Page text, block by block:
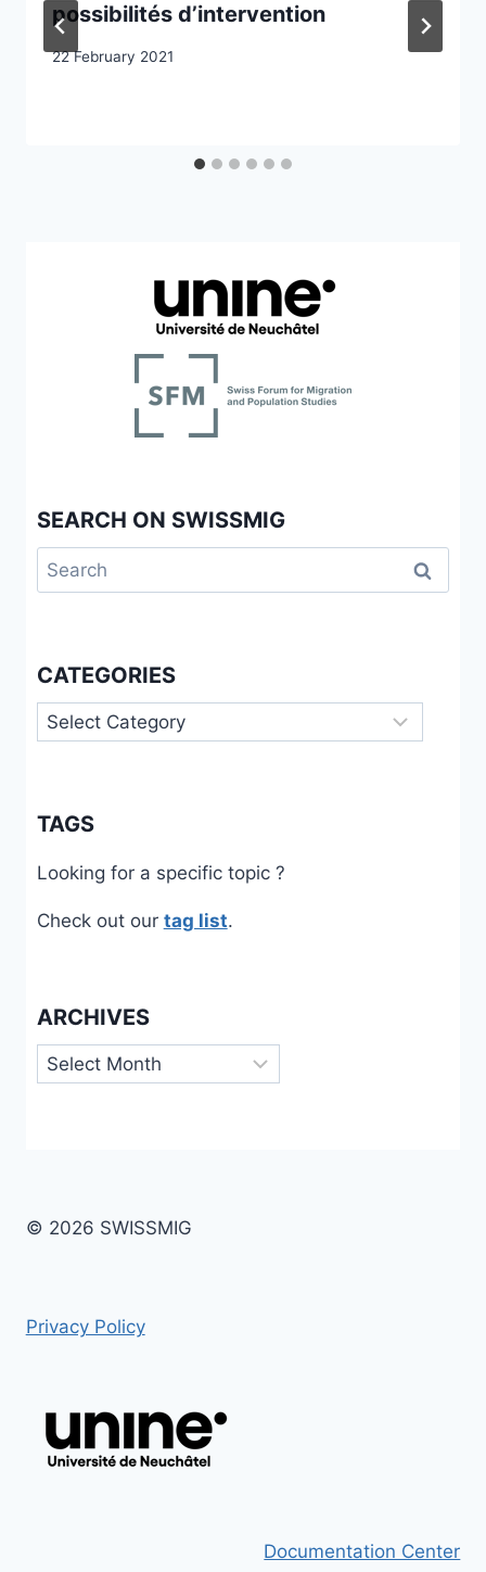
possibilités d’intervention
22 February 2021
SEARCH ON SWISSMIG
Search
for:
CATEGORIES
Categories
TAGS
Looking for a specific topic ?
Check out our tag list.
ARCHIVES
Archives
© 2026 SWISSMIG
Privacy Policy
Documentation Center